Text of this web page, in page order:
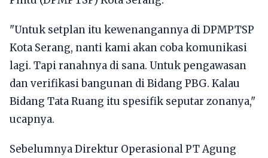
"Untuk setplan itu kewenangannya di DPMPTSP
Kota Serang, nanti kami akan coba komunikasi
lagi. Tapi ranahnya di sana. Untuk pengawasan
dan verifikasi bangunan di Bidang PBG. Kalau
Bidang Tata Ruang itu spesifik seputar zonanya,"
ucapnya.
Sebelumnya Direktur Operasional PT Agung